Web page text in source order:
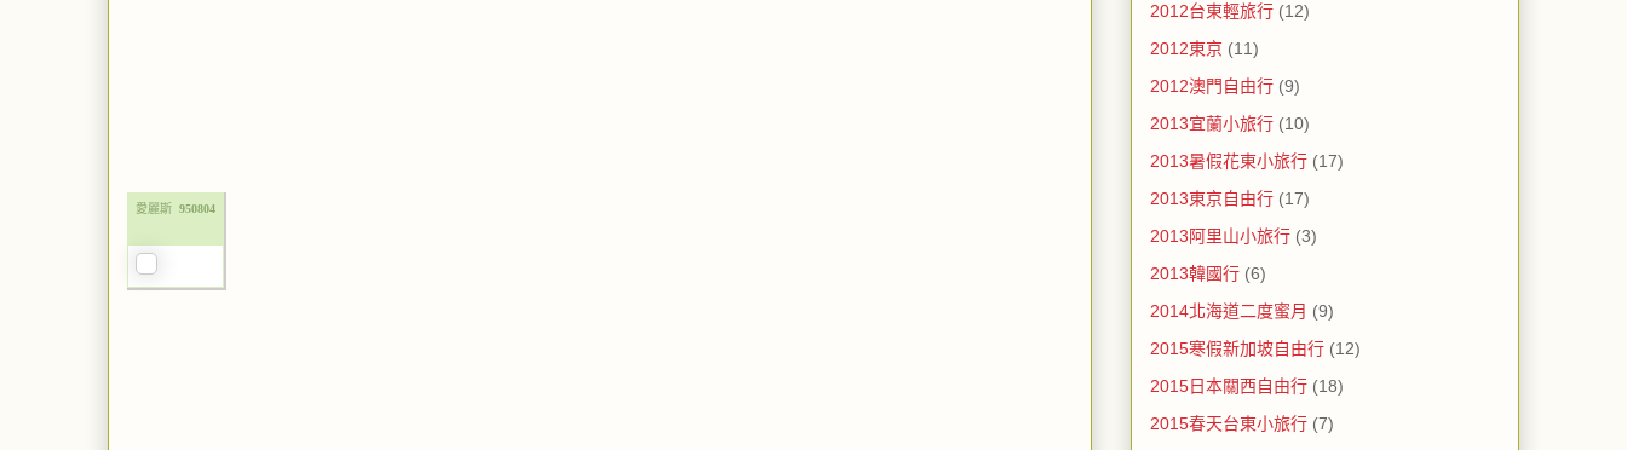
愛麗斯 950804
2012台東輕旅行 (12)
2012東京 (11)
2012澳門自由行 (9)
2013宜蘭小旅行 (10)
2013暑假花東小旅行 (17)
2013東京自由行 (17)
2013阿里山小旅行 (3)
2013韓國行 (6)
2014北海道二度蜜月 (9)
2015寒假新加坡自由行 (12)
2015日本關西自由行 (18)
2015春天台東小旅行 (7)